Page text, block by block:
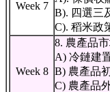
Week 7
B). 四選三
C). 稻米政
Week 8
8. 農產品
A) 冷鏈建
B) 農產品
C) 農產品